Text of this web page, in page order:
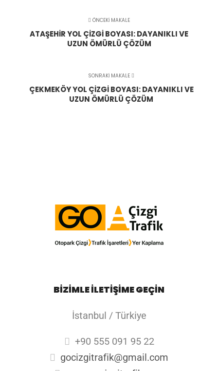
ÖNCEKI MAKALE
ATAŞEHIR YOL ÇIZGI BOYASI: DAYANIKLI VE
UZUN ÖMÜRLÜ ÇÖZÜM
SONRAKI MAKALE
ÇEKMEKÖY YOL ÇIZGI BOYASI: DAYANIKLI VE
UZUN ÖMÜRLÜ ÇÖZÜM
BİZİMLE İLETİŞİME GEÇİN
İstanbul / Türkiye
+90 555 091 95 22
gocizgitrafik@gmail.com